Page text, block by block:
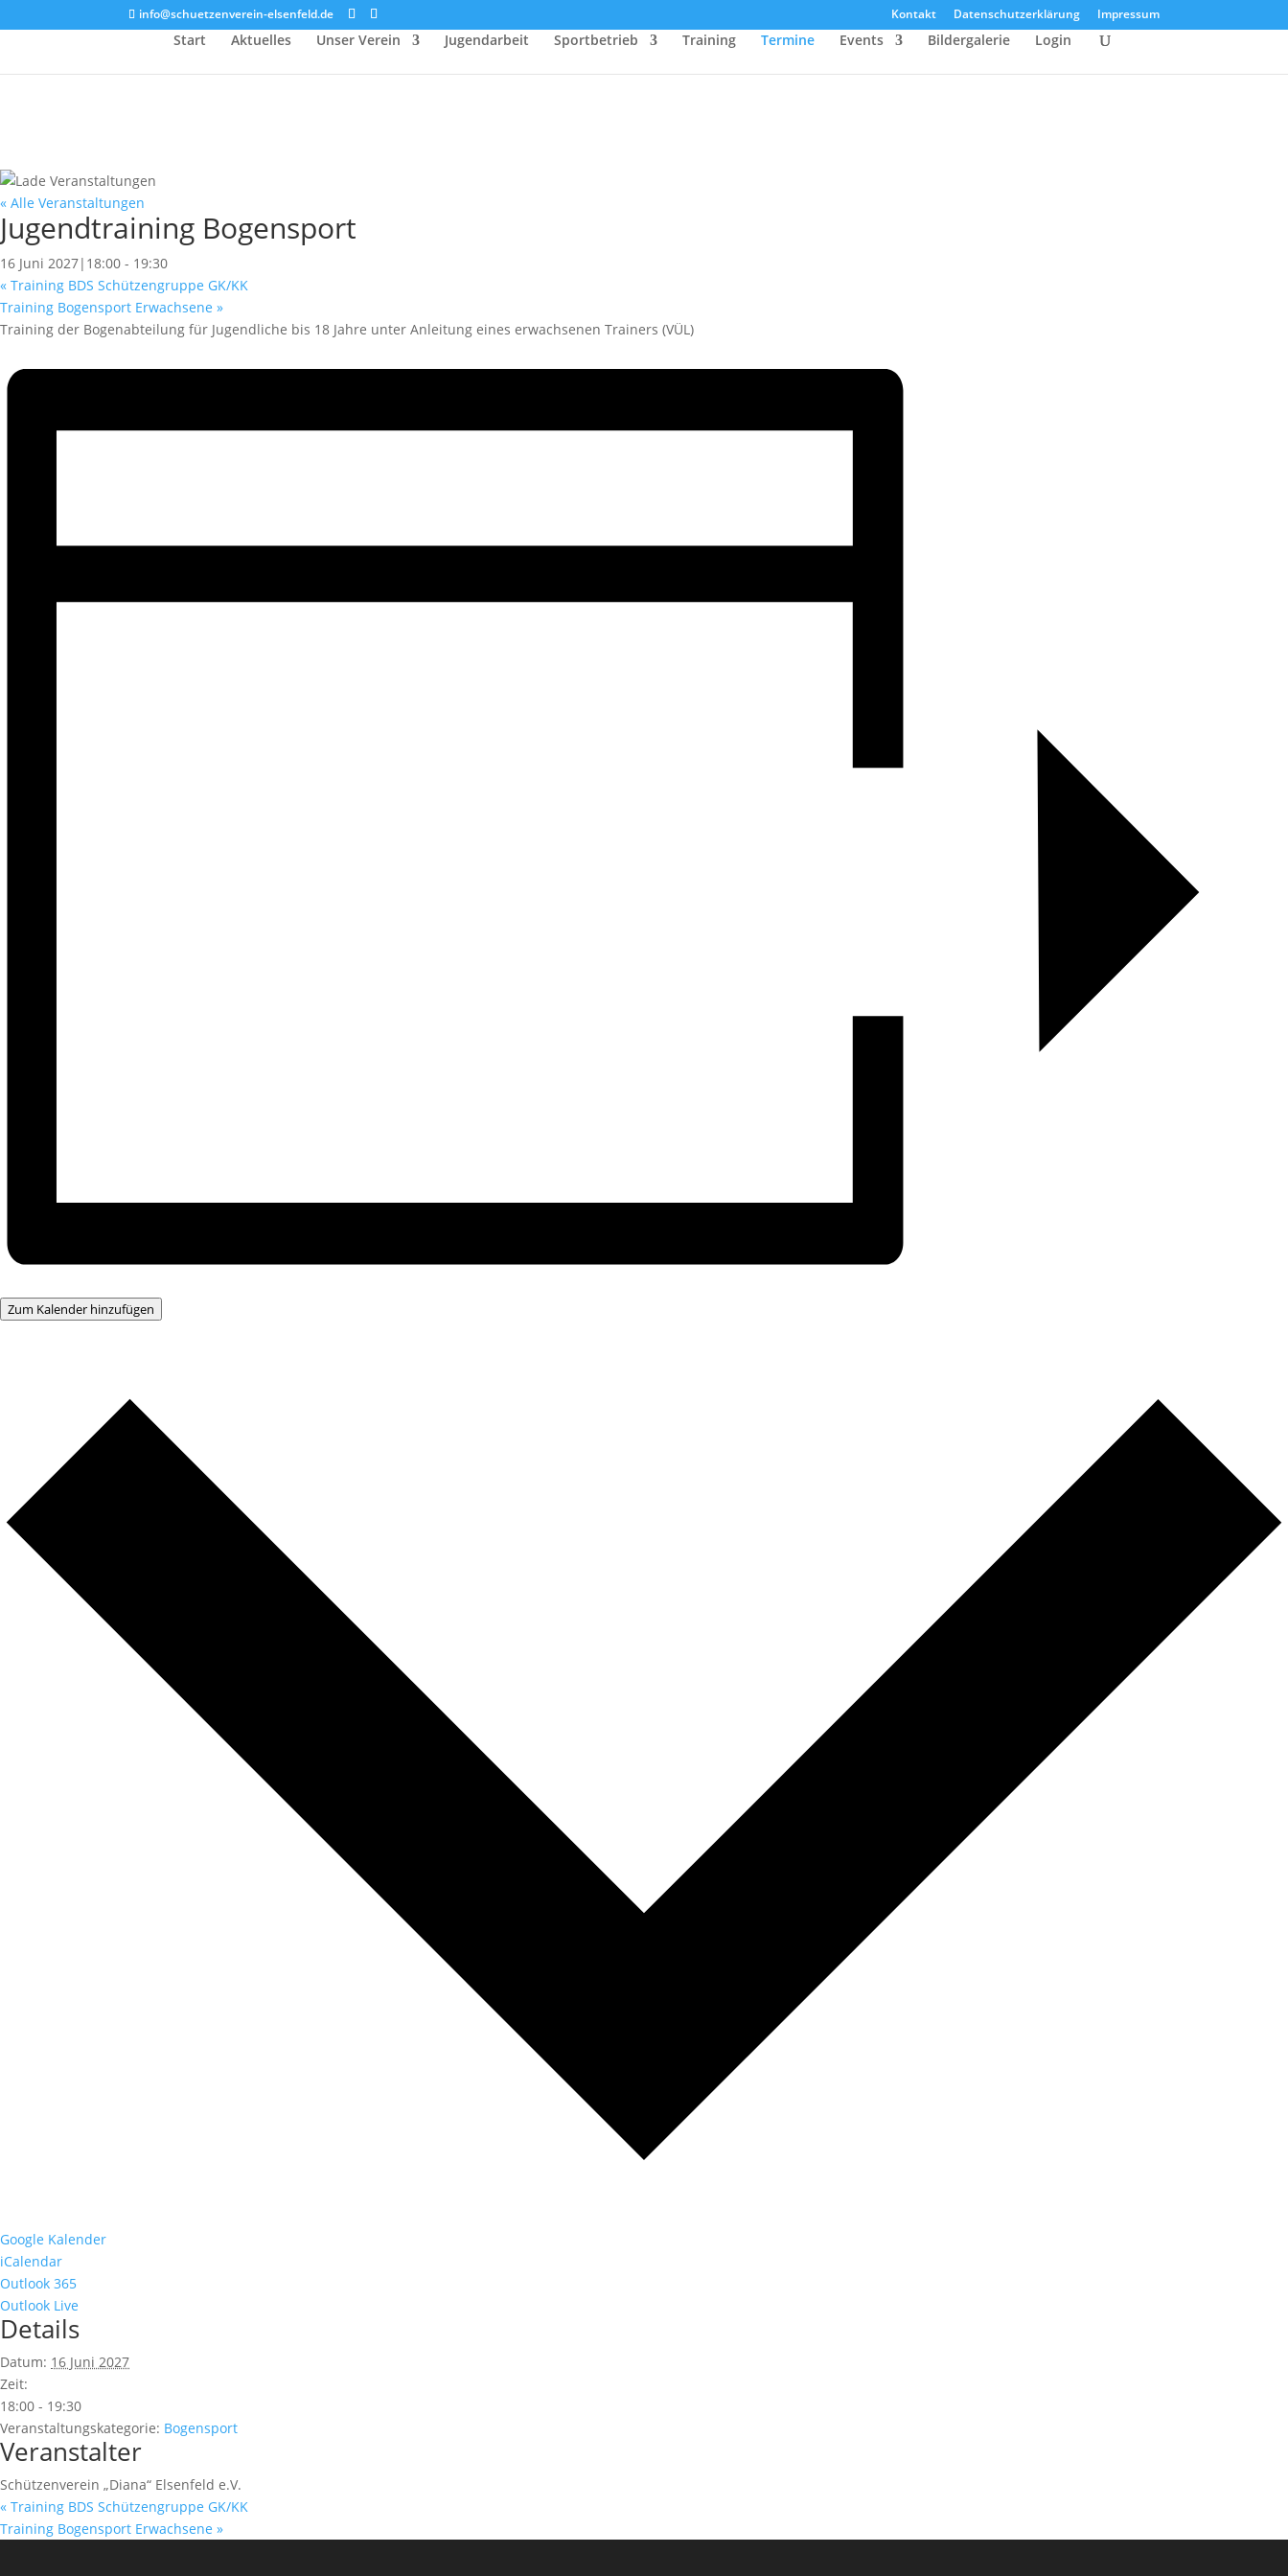
info@schuetzenverein-elsenfeld.de Kontakt Datenschutzerklärung Impressum
Start Aktuelles Unser Verein Jugendarbeit Sportbetrieb Training Termine Events Bildergalerie Login
« Alle Veranstaltungen
Jugendtraining Bogensport
16 Juni 2027|18:00 - 19:30
« Training BDS Schützengruppe GK/KK
Training Bogensport Erwachsene »
Training der Bogenabteilung für Jugendliche bis 18 Jahre unter Anleitung eines erwachsenen Trainers (VÜL)
Zum Kalender hinzufügen
Google Kalender
iCalendar
Outlook 365
Outlook Live
Details
Datum: 16 Juni 2027
Zeit:
18:00 - 19:30
Veranstaltungskategorie: Bogensport
Veranstalter
Schützenverein „Diana“ Elsenfeld e.V.
« Training BDS Schützengruppe GK/KK
Training Bogensport Erwachsene »